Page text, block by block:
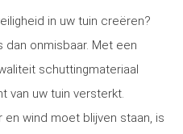
in uw tuin creëren?
dan onmisbaar. Met een
schuttingmateriaal
van uw tuin versterkt.
wind moet blijven staan, is